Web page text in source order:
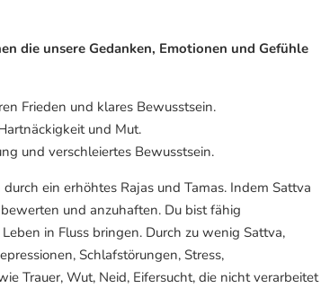
die unsere Gedanken, Emotionen und Gefühle
Frieden und klares Bewusstsein.
und Mut.
und verschleiertes Bewusstsein.
ein erhöhtes Rajas und Tamas. Indem Sattva
und anzuhaften. Du bist fähig
in Fluss bringen. Durch zu wenig Sattva,
Schlafstörungen, Stress,
Trauer, Wut, Neid, Eifersucht, die nicht verarbeitet